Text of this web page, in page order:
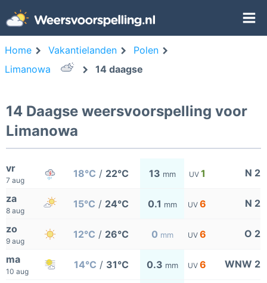
Home Vakantielanden
Polen
Limanowa
14 daagse
14 Daagse weersvoorspelling voor
Limanowa
vr
7 aug
18°C / 22°C 13 mm UV 1 N 2
za
8 aug
15°C / 24°C 0.1 mm UV 6 N 2
zo
9 aug
12°C / 26°C 0 mm UV 6 O 2
ma
10 aug
14°C / 31°C 0.3 mm UV 6 WNW 2